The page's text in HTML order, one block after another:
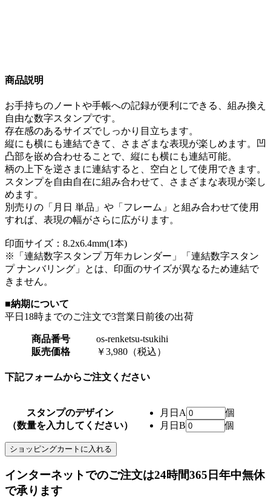
商品説明
お手持ちのノートや手帳への記録が便利にできる、組み換え
自由な数字スタンプです。
存在感のあるサイズでしっかり目立ちます。
縦にも横にも連結できて、さまざまな表現が楽しめます。凹
凸部を嵌め合わせることで、縦にも横にも連結可能。
柄の上下を逆さまに連結すると、空白として使用できます。
スタンプを自由自在に組み合わせて、さまざまな表現が楽し
めます。
別売りの「月日 単品」や「フレーム」と組み合わせて使用
すれば、表現の幅がさらに広がります。
印面サイズ：8.2x6.4mm(1本)
※「連結数字スタンプ 万年カレンダー」「連結数字スタン
プ ナンバリング」とは、印面のサイズが異なるため連結で
きません。
■納期について
平日18時までのご注文で3営業日前後の出荷
商品番号
os-renketsu-tsukihi
販売価格
￥3,980（税込）
下記フォームからご注文ください
スタンプのデザイン
（数量を入力してください）
月日A
個
月日B
個
ショッピングカートに入れる
インターネットでのご注文は24時間365日年中無休
で承ります